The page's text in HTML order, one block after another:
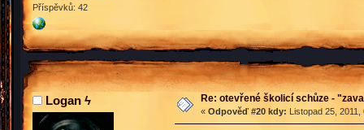
Příspěvků: 42
Logan ϟ Re: otevřené školicí schůze -
« Odpověď #20 kdy: Listopad 25,